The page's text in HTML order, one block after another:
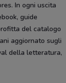
In ogni uscita
guide
del catalogo
aggiornato sugli
della letteratura,